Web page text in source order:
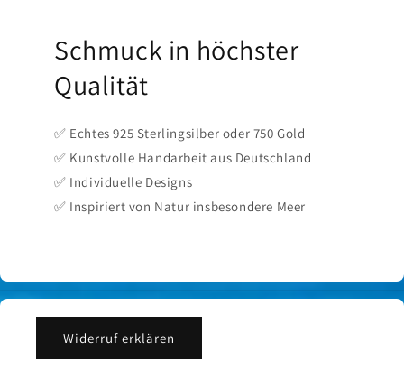
Schmuck in höchster
Qualität
✅ Echtes 925 Sterlingsilber oder 750 Gold
✅ Kunstvolle Handarbeit aus Deutschland
✅ Individuelle Designs
✅ Inspiriert von Natur insbesondere Meer
Widerruf erklären